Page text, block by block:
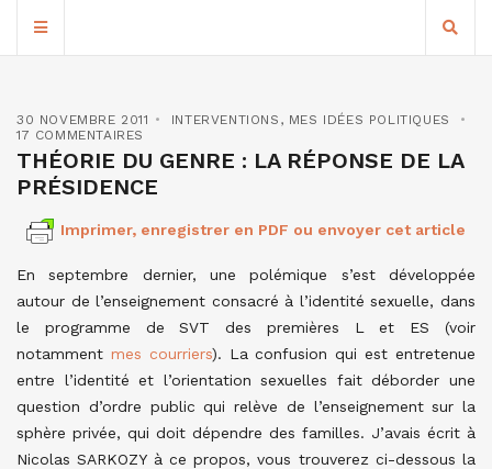
30 NOVEMBRE 2011 INTERVENTIONS , MES IDÉES POLITIQUES
17 COMMENTAIRES
THÉORIE DU GENRE : LA RÉPONSE DE LA
PRÉSIDENCE
Imprimer, enregistrer en PDF ou envoyer cet article
En septembre dernier, une polémique s’est développée
autour de l’enseignement consacré à l’identité sexuelle, dans
le programme de SVT des premières L et ES (voir
notamment mes courriers). La confusion qui est entretenue
entre l’identité et l’orientation sexuelles fait déborder une
question d’ordre public qui relève de l’enseignement sur la
sphère privée, qui doit dépendre des familles. J’avais écrit à
Nicolas SARKOZY à ce propos, vous trouverez ci-dessous la